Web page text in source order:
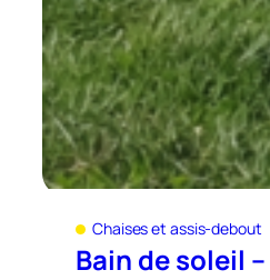
Chaises et assis-debout
Bain de soleil